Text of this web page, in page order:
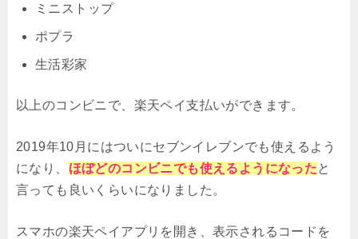
ミニストップ
ポプラ
生活彩家
以上のコンビニで、楽天ペイ支払いができます。
2019年10月にはついにセブンイレブンでも使えるよう
になり、 ほぼどのコンビニでも使えるようになったと
言っても良いくらいになりました。
スマホの楽天ペイアプリを開き、表示されるコードを